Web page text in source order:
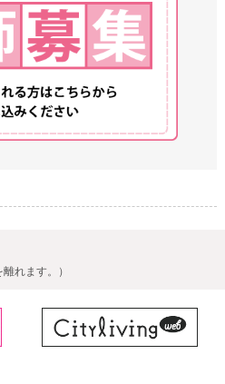
れます。）